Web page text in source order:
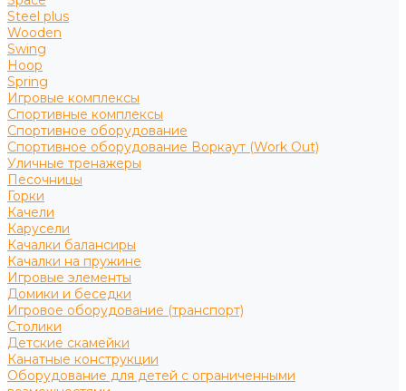
Steel plus
Wooden
Swing
Hoop
Spring
Игровые комплексы
Спортивные комплексы
Спортивное оборудование
Спортивное оборудование Воркаут (Work Out)
Уличные тренажеры
Песочницы
Горки
Качели
Карусели
Качалки балансиры
Качалки на пружине
Игровые элементы
Домики и беседки
Игровое оборудование (транспорт)
Столики
Детские скамейки
Канатные конструкции
Оборудование для детей с ограниченными